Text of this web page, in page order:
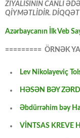
ZİYALISININ CANLI
QİYMƏTLİDİR.
Azərbaycanın İlk Veb
========= ÖRNƏK
Lev Nikolayeviç
HƏSƏN BƏY
Əbdürrəhim bəy
VİNTSAS KREVE